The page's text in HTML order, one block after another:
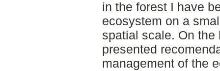
in the forest I have
ecosystem on a
spatial scale. On
presented
management of the